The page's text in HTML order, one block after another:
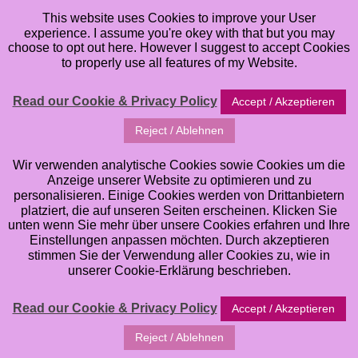
This website uses Cookies to improve your User
experience. I assume you're okey with that but you may
choose to opt out here. However I suggest to accept Cookies
to properly use all features of my Website.
Read our Cookie & Privacy Policy Accept / Akzeptieren
Reject / Ablehnen
Wir verwenden analytische Cookies sowie Cookies um die
Anzeige unserer Website zu optimieren und zu
personalisieren. Einige Cookies werden von Drittanbietern
platziert, die auf unseren Seiten erscheinen. Klicken Sie
unten wenn Sie mehr über unsere Cookies erfahren und Ihre
Einstellungen anpassen möchten. Durch akzeptieren
stimmen Sie der Verwendung aller Cookies zu, wie in
unserer Cookie-Erklärung beschrieben.
Read our Cookie & Privacy Policy Accept / Akzeptieren
Reject / Ablehnen